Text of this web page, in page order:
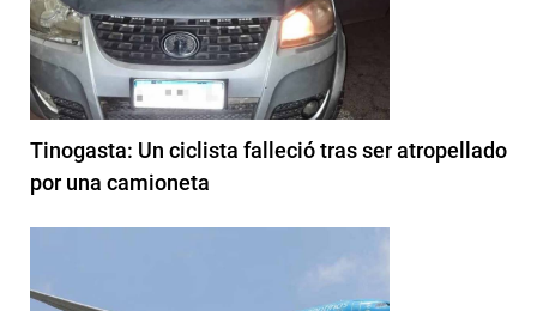
Tinogasta: Un ciclista falleció tras ser atropellado
por una camioneta